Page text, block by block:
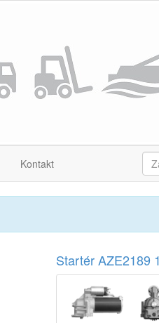
Kontakt
Startér AZE2189